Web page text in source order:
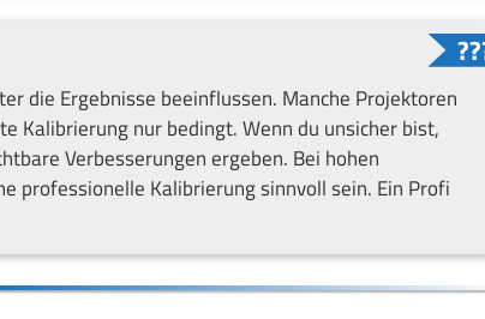
die Ergebnisse beeinflussen. Manche Projektoren
Kalibrierung nur bedingt. Wenn du unsicher bist,
Verbesserungen ergeben. Bei hohen
professionelle Kalibrierung sinnvoll sein. Ein Profi